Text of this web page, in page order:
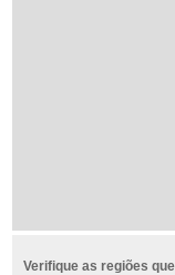
Verifique as regiões